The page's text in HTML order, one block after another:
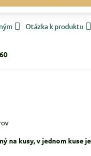
Otázka k produktu
na kusy, v jednom kuse